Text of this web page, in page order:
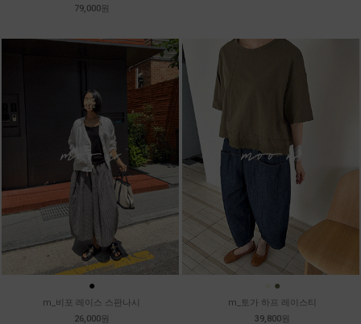
79,000원
●
m_비포 레이스 스판나시
26,000원
●
m_토가 하프 레이스티
39,800원